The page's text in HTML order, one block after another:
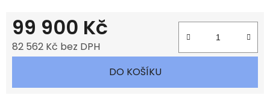
99 900 Kč
82 562 Kč bez DPH
DO KOŠÍKU